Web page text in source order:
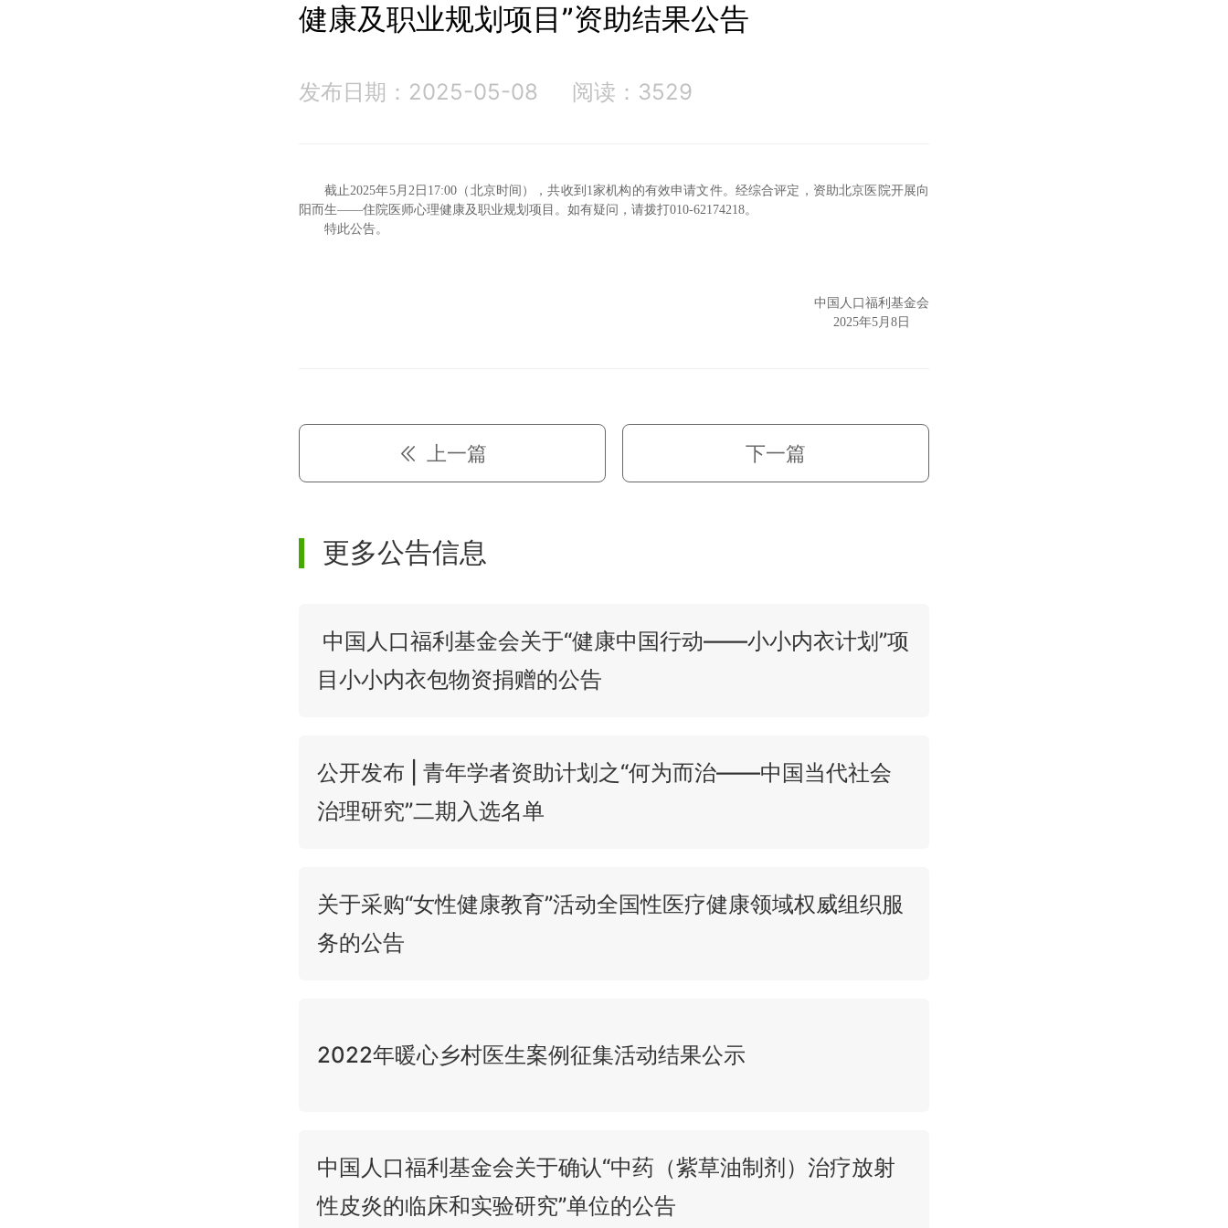
健康及职业规划项目”资助结果公告
发布日期：2025-05-08 阅读：3529
截止2025年5月2日17:00（北京时间），共收到1家机构的有效申请文件。经综合评定，资助北京医院开展向
阳而生——住院医师心理健康及职业规划项目。如有疑问，请拨打010-62174218。
特此公告。
中国人口福利基金会
2025年5月8日
上一篇 下一篇
更多公告信息
中国人口福利基金会关于“健康中国行动——小小内衣计划”项
目小小内衣包物资捐赠的公告
公开发布 | 青年学者资助计划之“何为而治——中国当代社会
治理研究”二期入选名单
关于采购“女性健康教育”活动全国性医疗健康领域权威组织服
务的公告
2022年暖心乡村医生案例征集活动结果公示
中国人口福利基金会关于确认“中药（紫草油制剂）治疗放射
性皮炎的临床和实验研究”单位的公告